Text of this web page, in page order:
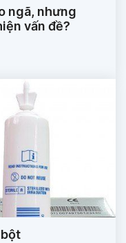
ngã, nhưng
vấn đề?